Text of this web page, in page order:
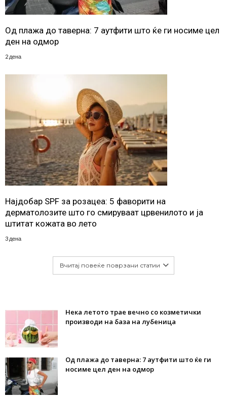
Од плажа до таверна: 7 аутфити што ќе ги носиме цел
ден на одмор
2 дена
Најдобар SPF за розацеа: 5 фаворити на
дерматолозите што го смируваат црвенилото и ја
штитат кожата во лето
3 дена
Вчитај повеќе поврзани статии
Нека летото трае вечно со козметички
производи на база на лубеница
Од плажа до таверна: 7 аутфити што ќе ги
носиме цел ден на одмор